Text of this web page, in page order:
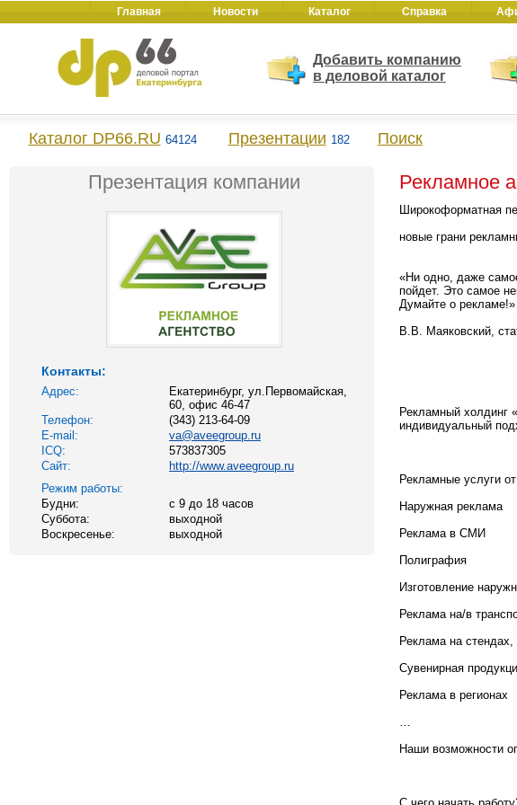
Главная Новости Каталог Справка
Добавить компанию
в деловой каталог
Каталог DP66.RU 64124 Презентации 182 Поиск
Презентация компании
Контакты:
Адрес:
Екатеринбург, ул.Первомайская,
60, офис 46-47
Телефон:
(343) 213-64-09
E-mail:
va@aveegroup.ru
ICQ:
573837305
Сайт:
http://www.aveegroup.ru
Режим работы:
Будни:
с 9 до 18 часов
Суббота:
выходной
Воскресенье:
выходной
Рекламное
Широкоформатная
новые грани
«Ни одно, даже
пойдет. Это самое
Думайте о рекламе!»
В.В. Маяковский,
Рекламный холдинг
индивидуальный
Рекламные услуги
Наружная реклама
Реклама в СМИ
Полиграфия
Изготовление
Реклама на/в
Реклама на
Сувенирная
Реклама в регионах
…
Наши возможности